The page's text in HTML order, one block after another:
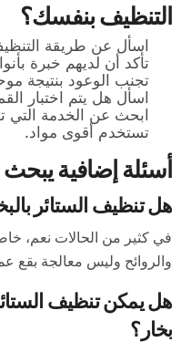
التنظيف بنفسك؟
اسأل عن طريقة
تأكد أن لديهم خبرة
تجنب الوعود بنتيجة
اسأل هل يتم اختبار
ابحث عن الخدمة التي
تستخدم أقوى مواد.
أسئلة إضافية
هل تنظيف الستائر
في كثير من الحالات نعم،
والروائح وليس معالجة بقع
هل يمكن تنظيف
بخار؟